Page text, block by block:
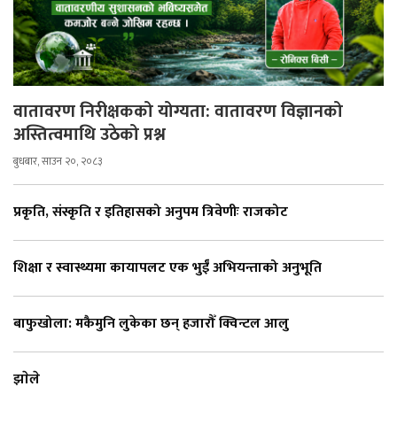
वातावरण निरीक्षकको योग्यता: वातावरण विज्ञानको
अस्तित्वमाथि उठेको प्रश्न
बुधबार, साउन २०, २०८३
प्रकृति, संस्कृति र इतिहासको अनुपम त्रिवेणीः राजकोट
शिक्षा र स्वास्थ्यमा कायापलट एक भुईँ अभियन्ताको अनुभूति
बाफुखोला: मकैमुनि लुकेका छन् हजारौँ क्विन्टल आलु
झाेले